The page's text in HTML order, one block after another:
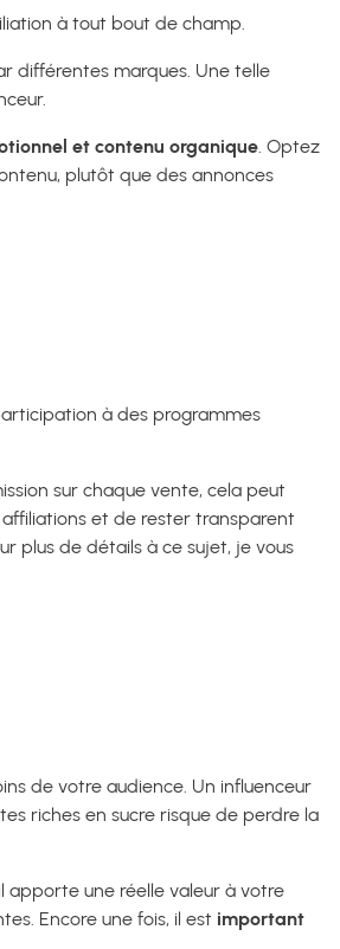
à tout bout de champ.
différentes marques. Une telle
et contenu organique. Optez
plutôt que des annonces
à des programmes
sur chaque vente, cela peut
et de rester transparent
plus de détails à ce sujet, je vous
de votre audience. Un influenceur
riches en sucre risque de perdre la
apporte une réelle valeur à votre
Encore une fois, il est important